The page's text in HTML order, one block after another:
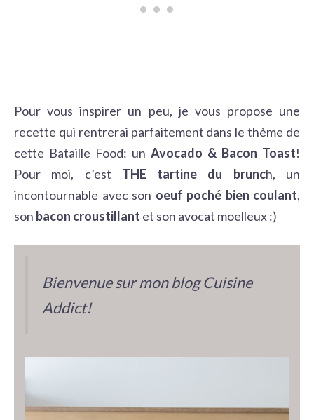
Pour vous inspirer un peu, je vous propose une
recette qui rentrerai parfaitement dans le thème de
cette Bataille Food: un Avocado & Bacon Toast!
Pour moi, c’est THE tartine du brunch, un
incontournable avec son oeuf poché bien coulant,
son bacon croustillant et son avocat moelleux :)
Bienvenue sur mon blog Cuisine
Addict!